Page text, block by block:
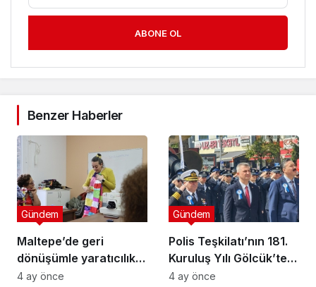
ABONE OL
Benzer Haberler
Maltepe’de geri
dönüşümle yaratıcılık
buluştu
Gündem
4 ay önce
Polis Teşkilatı’nın 181.
Kuruluş Yılı Gölcük’te
Törenle Kutlandı
Gündem
4 ay önce